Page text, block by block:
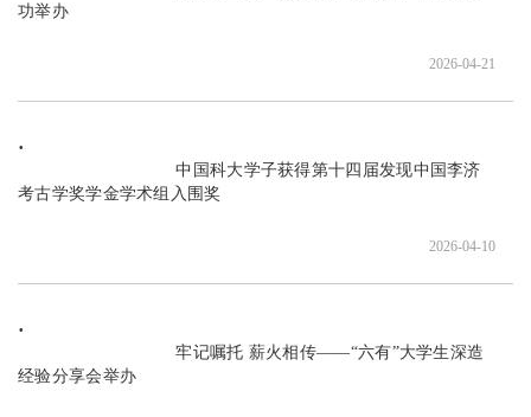
功举办
2026-04-21
                               中国科大学子获得第十四届发现中国李济
考古学奖学金学术组入围奖
2026-04-10
                               牢记嘱托 薪火相传——“六有”大学生深造
经验分享会举办